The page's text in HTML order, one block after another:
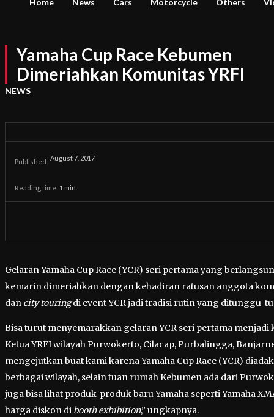
Home News Cars Motorcycle Others
Yamaha Cup Race Kebumen
Dimeriahkan Komunitas YRFI
NEWS
Published: August 7, 2017
Reading time: 1 min.
Gelaran Yamaha Cup Race (YCR) seri pertama yang
kemarin dimeriahkan dengan kehadiran ratusan anggota
dan city touringdi event YCR jadi tradisi rutin yang ditunggu-
Bisa turut menyemarakkan gelaran YCR seri pertama
Ketua YRFI wilayah Purwokerto, Cilacap, Purbalingga,
mengejutkan buat kami karena Yamaha Cup Race (YCR)
berbagai wilayah, selain tuan rumah Kebumen ada dari
juga bisa lihat produk-produk baru Yamaha seperti Yamaha
harga diskon di booth exhibition,” ungkapnya.